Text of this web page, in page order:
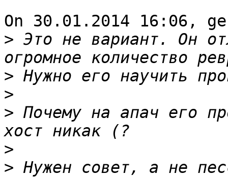
On 30.01.2014 16:06,
> Это не вариант. Он
>
>
> Почему на апач его
>
>